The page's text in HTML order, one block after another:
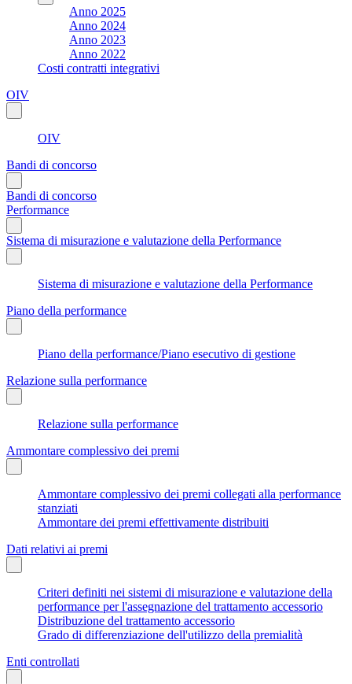
Anno 2025
Anno 2024
Anno 2023
Anno 2022
Costi contratti integrativi
OIV
OIV
Bandi di concorso
Bandi di concorso
Performance
Sistema di misurazione e valutazione della Performance
Sistema di misurazione e valutazione della Performance
Piano della performance
Piano della performance/Piano esecutivo di gestione
Relazione sulla performance
Relazione sulla performance
Ammontare complessivo dei premi
Ammontare complessivo dei premi collegati alla performance
stanziati
Ammontare dei premi effettivamente distribuiti
Dati relativi ai premi
Criteri definiti nei sistemi di misurazione e valutazione della
performance per l'assegnazione del trattamento accessorio
Distribuzione del trattamento accessorio
Grado di differenziazione dell'utilizzo della premialità
Enti controllati